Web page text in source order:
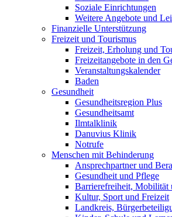
Soziale Einrichtungen
Weitere Angebote und
Finanzielle Unterstützung
Freizeit und Tourismus
Freizeit, Erholung und
Freizeitangebote in den
Veranstaltungskalender
Baden
Gesundheit
Gesundheitsregion Plus
Gesundheitsamt
Ilmtalklinik
Danuvius Klinik
Notrufe
Menschen mit Behinderung
Ansprechpartner und
Gesundheit und Pflege
Barrierefreiheit, Mobilität
Kultur, Sport und Freizeit
Landkreis,